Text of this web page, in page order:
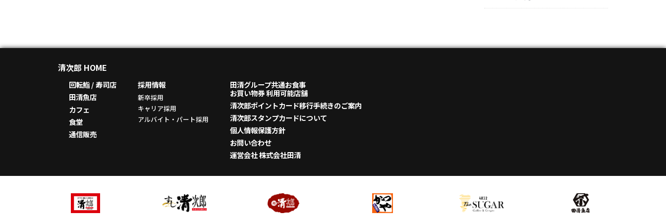
清次郎 HOME
回転鮨 / 寿司店
田清魚店
カフェ
食堂
通信販売
採用情報
新卒採用
キャリア採用
アルバイト・パート採用
田清グループ共通お食事
お買い物券 利用可能店舗
清次郎ポイントカード移行手続きのご案内
清次郎スタンプカードについて
個人情報保護方針
お問い合わせ
運営会社 株式会社田清